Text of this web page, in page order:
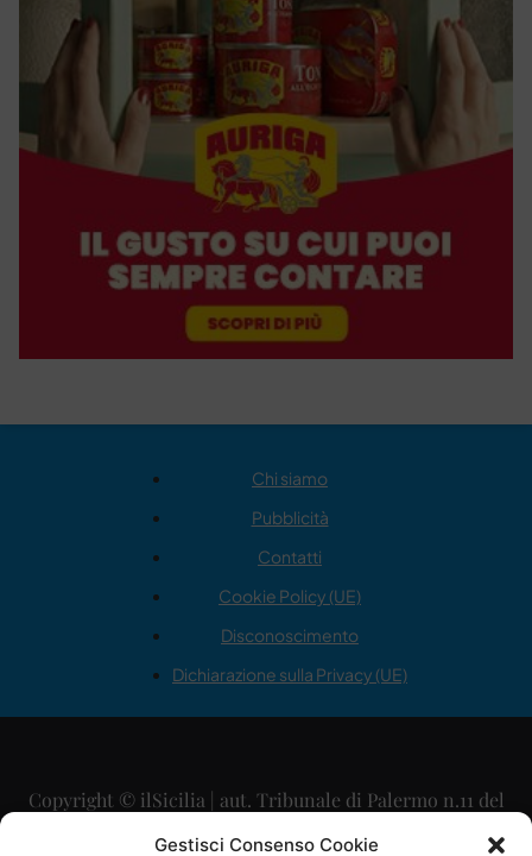
Gestisci Consenso Cookie
Chi siamo
Pubblicità
Contatti
Cookie Policy (UE)
Disconoscimento
Dichiarazione sulla Privacy (UE)
Copyright © ilSicilia | aut. Tribunale di Palermo n.11 del
29/09/2015